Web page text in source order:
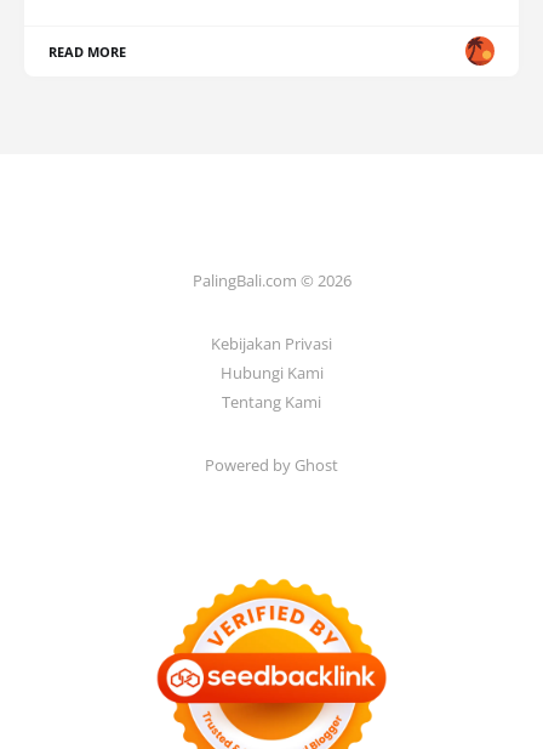
READ MORE
PalingBali.com © 2026
Kebijakan Privasi
Hubungi Kami
Tentang Kami
Powered by Ghost